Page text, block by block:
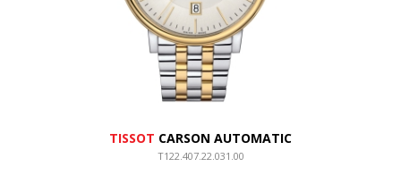
TISSOT CARSON AUTOMATIC
T122.407.22.031.00